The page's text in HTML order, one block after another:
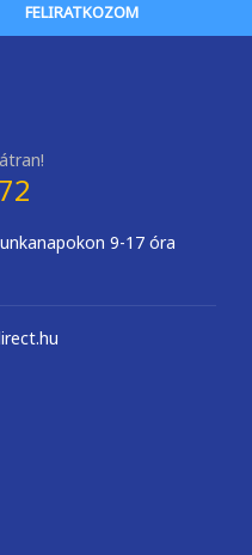
FELIRATKOZOM
9-17 óra